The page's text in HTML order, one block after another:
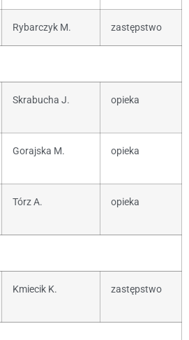
Rybarczyk M. zastępstwo
Skrabucha J. opieka
Gorajska M. opieka
Tórz A. opieka
Kmiecik K. zastępstwo